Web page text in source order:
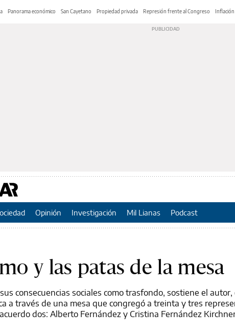
Panorama económico San Cayetano Propiedad privada Represión frente al Congreso Inflación
Opinión Investigación Mil Lianas Podcast
y las patas de la mesa
consecuencias sociales como trasfondo, sostiene el
a través de una mesa que congregó a treinta y tres
dos: Alberto Fernández y Cristina Fernández